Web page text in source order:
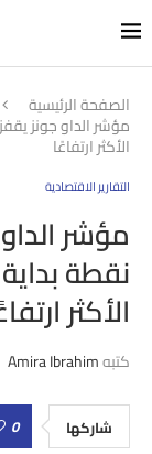
الصفحة الرئيسية
الأكثر ارتفاعًا
التقارير الاقتصادية
نقطة
الأكثر
كتبهAmira Ibrahim
شاركها 0